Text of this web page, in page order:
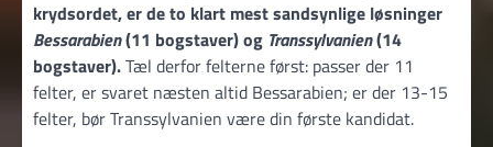
krydsordet, er de to klart mest sandsynlige løsninger
Bessarabien(11 bogstaver) og Transsylvanien(14
bogstaver).Tæl derfor felterne først: passer der 11
felter, er svaret næsten altid Bessarabien; er der 13-15
felter, bør Transsylvanien være din første kandidat.